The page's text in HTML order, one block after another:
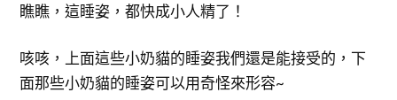
瞧瞧，這睡姿，都快成小人精了！
咳咳，上面這些小奶貓的睡姿我們還是能接受的，下
面那些小奶貓的睡姿可以用奇怪來形容~